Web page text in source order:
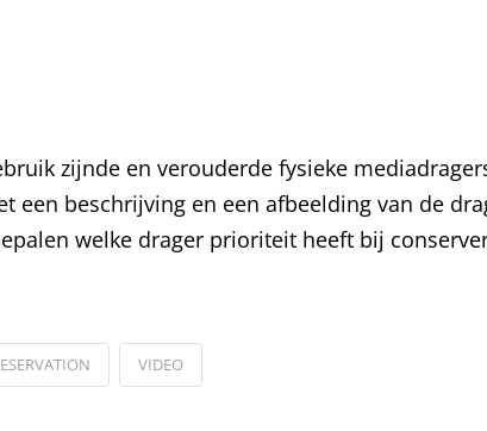
zijnde en verouderde fysieke
een beschrijving en een afbeelding van de
welke drager prioriteit heeft bij
VIDEO